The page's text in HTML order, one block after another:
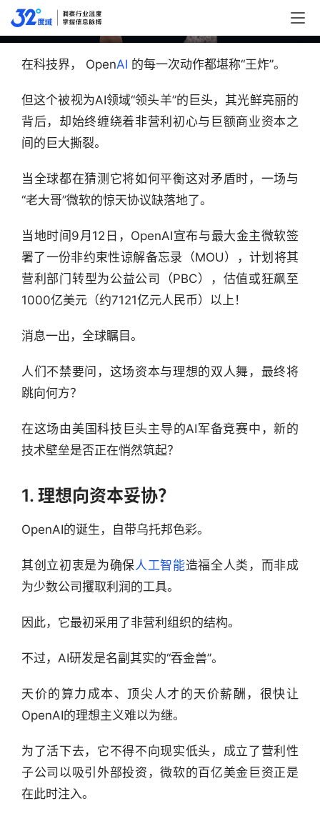
美元，AI巨头转型暗藏玄机？
在科技界， OpenAI 的每一次动作都堪称“王炸”。
但这个被视为AI领域“领头羊”的巨头，其光鲜亮丽的
背后，却始终缠绕着非营利初心与巨额商业资本之
间的巨大撕裂。
当全球都在猜测它将如何平衡这对矛盾时，一场与
“老大哥”微软的惊天协议缺落地了。
当地时间9月12日，OpenAI宣布与最大金主微软签
署了一份非约束性谅解备忘录（MOU），计划将其
营利部门转型为公益公司（PBC），估值或狂飙至
1000亿美元（约7121亿元人民币）以上！
消息一出，全球瞩目。
人们不禁要问，这场资本与理想的双人舞，最终将
跳向何方？
在这场由美国科技巨头主导的AI军备竞赛中，新的
技术壁垒是否正在悄然筑起？
1. 理想向资本妥协？
OpenAI的诞生，自带乌托邦色彩。
其创立初衷是为确保人工智能造福全人类，而非成
为少数公司攫取利润的工具。
因此，它最初采用了非营利组织的结构。
不过，AI研发是名副其实的“吞金兽”。
天价的算力成本、顶尖人才的天价薪酬，很快让
OpenAI的理想主义难以为继。
为了活下去，它不得不向现实低头，成立了营利性
子公司以吸引外部投资，微软的百亿美金巨资正是
在此时注入。